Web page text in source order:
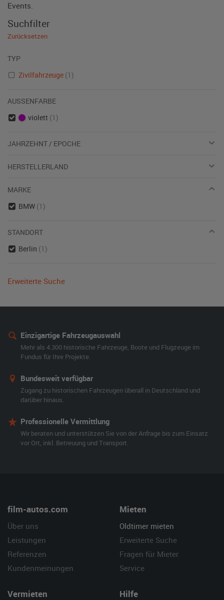
Events.
Suchfilter
Zurücksetzen
TYP
Zivilfahrzeuge (1)
AUSSENFARBE
violett (1)
JAHRZEHNT / EPOCHE
HERSTELLERLAND
MARKE
BMW (1)
STANDORT
Berlin (1)
Erweiterte Suche
Einzigartige Fahrzeugauswahl
Mehr als 4.300 historische Fahrzeuge, Boote und Flugzeuge im
Fundus für Ihre Projekte.
Bundesweit verfügbar
Zugang zu historischen Fahrzeugen überall in Deutschland und
darüber hinaus.
Professionelle Vermittlung
Wir beraten und unterstützen Sie von der Anfrage bis zum Einsatz
vor Ort, inkl. Betreuung und Transport.
film-autos.com
Über uns
Leistungen
Referenzen
Kundenmeinungen
Mieten
Oldtimer mieten
Erweiterte Suche
Fragen für Mieter
Service
Vermieten Hilfe